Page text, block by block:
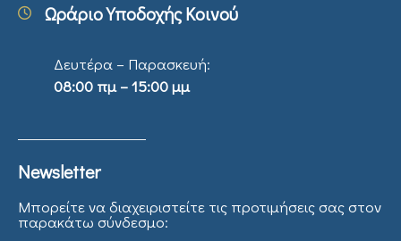
Ωράριο Υποδοχής Κοινού
Δευτέρα – Παρασκευή:
08:00 πμ – 15:00 μμ
Newsletter
Μπορείτε να διαχειριστείτε τις προτιμήσεις σας στον
παρακάτω σύνδεσμο: